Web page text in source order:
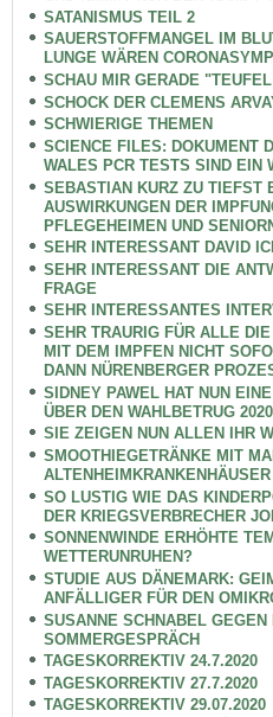
SATANISMUS TEIL 2
SAUERSTOFFMANGEL IM
LUNGE WÄREN
SCHAU MIR GERADE
SCHOCK DER CLEMENS
SCHWIERIGE THEMEN
SCIENCE FILES: DOKUMENT
WALES PCR TESTS SIND EIN
SEBASTIAN KURZ ZU TIEFST
AUSWIRKUNGEN DER
PFLEGEHEIMEN UND
SEHR INTERESSANT DAVID
SEHR INTERESSANT DIE
FRAGE
SEHR INTERESSANTES
SEHR TRAURIG FÜR ALLE
MIT DEM IMPFEN NICHT
DANN NÜRENBERGER
SIDNEY PAWEL HAT NUN
ÜBER DEN WAHLBETRUG 2020
SIE ZEIGEN NUN ALLEN IHR
SMOOTHIEGETRÄNKE MIT
ALTENHEIMKRANKENHÄUSER
SO LUSTIG WIE DAS
DER KRIEGSVERBRECHER
SONNENWINDE ERHÖHTE
WETTERUNRUHEN?
STUDIE AUS DÄNEMARK:
ANFÄLLIGER FÜR DEN
SUSANNE SCHNABEL GEGEN
SOMMERGESPRÄCH
TAGESKORREKTIV 24.7.2020
TAGESKORREKTIV 27.7.2020
TAGESKORREKTIV 29.07.2020